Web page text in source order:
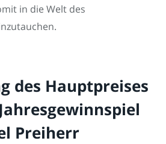
in die Welt des
des Hauptpreises
Preiherr